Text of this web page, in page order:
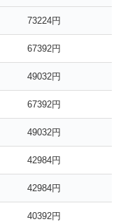
73224円
67392円
49032円
67392円
49032円
42984円
42984円
40392円